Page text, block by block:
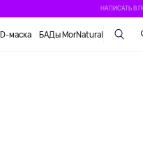
НАПИСАТЬ В
маска БАДы MorNatural